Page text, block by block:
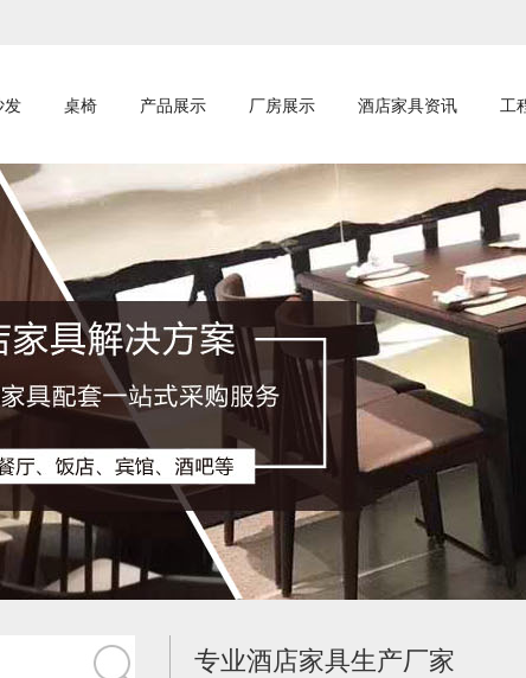
发 桌椅 产品展示 厂房展示 酒店家具资讯 工
专业酒店家具生产厂家